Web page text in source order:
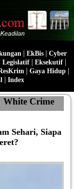
| EkBis| Cyber
Legislatif | Eksekutif |
| Gaya Hidup |
| Index
White Crime
Sehari, Siapa